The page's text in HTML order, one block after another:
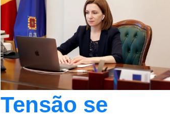
Tensão se